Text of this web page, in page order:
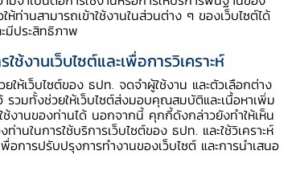
เริ่มต้น BOT RAT
4 สาขาการผลิต 10 เครื่องชี้ สะท้อน
ข้อมูลเศรษฐกิจทันการณ์
จับชีพจรการท่องเที่ยว
ดูความสนใจใช้จ่ายผ่าน Google Trends
ห้ท่านสามารถเข้าใช้งานในส่วนต่าง ๆ ของเว็บไซต์ได้
มีประสิทธิภาพ
ช้งานเว็บไซต์และเพื่อการวิเคราะห์
ยให้เว็บไซต์ของ ธปท. จดจำผู้ใช้งาน และตัวเลือกต่าง
รวมทั้งช่วยให้เว็บไซต์ส่งมอบคุณสมบัติและเนื้อหาเพิ่ม
ช้งานของท่านได้ นอกจากนี้ คุกกี้ดังกล่าวยังทำให้เห็น
นในการใช้บริการเว็บไซต์ของ ธปท. และใช้วิเคราะห์
อการปรับปรุงการทำงานของเว็บไซต์ และการนำเสนอ